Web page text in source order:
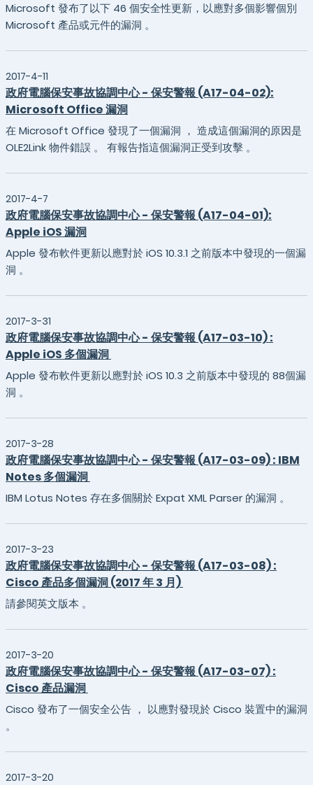
Microsoft 發布了以下 46 個安全性更新，以應對多個影響個別
Microsoft 產品或元件的漏洞 。
2017-4-11
政府電腦保安事故協調中心 - 保安警報 (A17-04-02):
Microsoft Office 漏洞
在 Microsoft Office 發現了一個漏洞 ， 造成這個漏洞的原因是
OLE2Link 物件錯誤 。 有報告指這個漏洞正受到攻擊 。
2017-4-7
政府電腦保安事故協調中心 - 保安警報 (A17-04-01):
Apple iOS 漏洞
Apple 發布軟件更新以應對於 iOS 10.3.1 之前版本中發現的一個漏
洞 。
2017-3-31
政府電腦保安事故協調中心 - 保安警報 (A17-03-10) :
Apple iOS 多個漏洞
Apple 發布軟件更新以應對於 iOS 10.3 之前版本中發現的 88個漏
洞 。
2017-3-28
政府電腦保安事故協調中心 - 保安警報 (A17-03-09) : IBM
Notes 多個漏洞
IBM Lotus Notes 存在多個關於 Expat XML Parser 的漏洞 。
2017-3-23
政府電腦保安事故協調中心 - 保安警報 (A17-03-08) :
Cisco 產品多個漏洞 (2017 年 3 月)
請參閱英文版本 。
2017-3-20
政府電腦保安事故協調中心 - 保安警報 (A17-03-07) :
Cisco 產品漏洞
Cisco 發布了一個安全公告 ， 以應對發現於 Cisco 裝置中的漏洞
。
2017-3-20